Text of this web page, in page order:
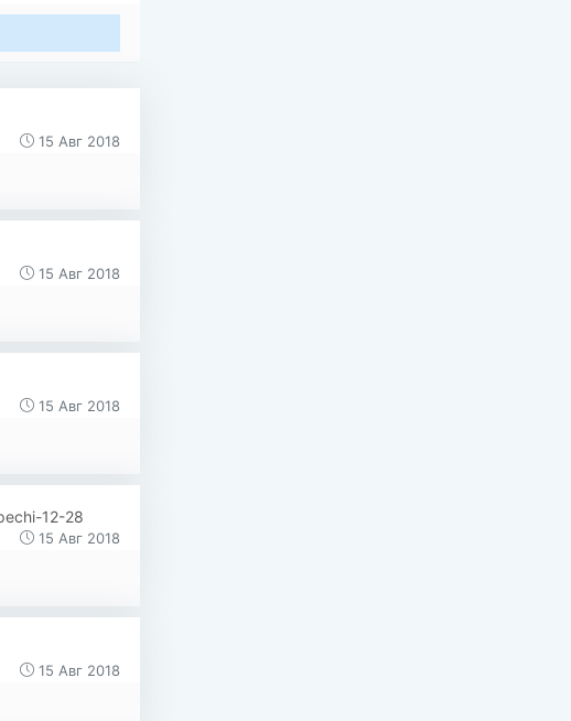
15 Авг 2018
15 Авг 2018
15 Авг 2018
12-28
15 Авг 2018
15 Авг 2018